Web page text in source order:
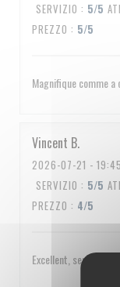
SERVIZIO : 5/5
PREZZO : 5/5
Magnifique comme
Vincent B
2026-07-21 -
SERVIZIO : 5/5
PREZZO : 4/5
Excellent, service